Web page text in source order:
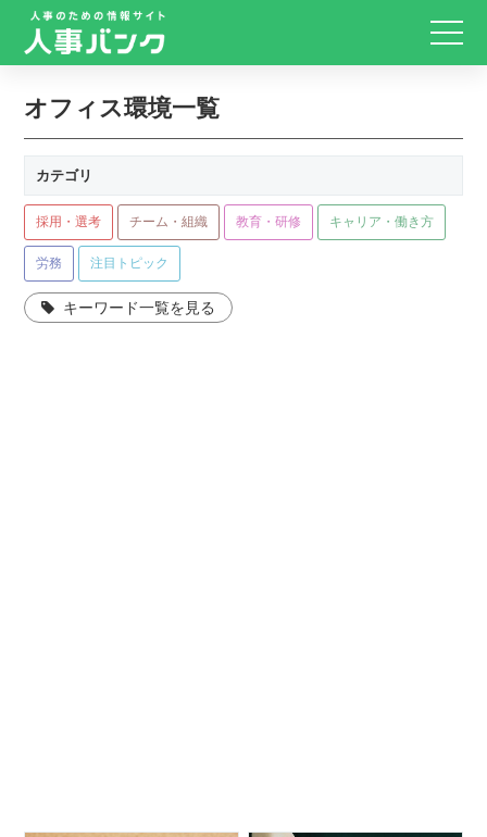
オフィス環境一覧
カテゴリ
採用・選考 チーム・組織 教育・研修 キャリア・働き方
労務 注目トピック
キーワード一覧を見る